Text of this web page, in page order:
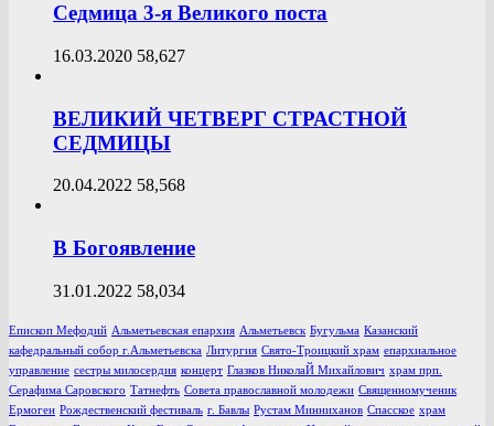
Седмица 3-я Великого поста
16.03.2020 58,627
ВЕЛИКИЙ ЧЕТВЕРГ СТРАСТНОЙ
СЕДМИЦЫ
20.04.2022 58,568
В Богоявление
31.01.2022 58,034
Епископ Мефодий Альметьевская епархия Альметьевск Бугульма Казанский
кафедральный собор г.Альметьевска Литургия Свято-Троицкий храм епархиальное
управление сестры милосердия концерт Глазков НиколаЙ Михайлович храм прп.
Серафима Саровского Татнефть Совета православной молодежи Священномученик
Ермоген Рождественский фестиваль г. Бавлы Рустам Минниханов Спасское храм